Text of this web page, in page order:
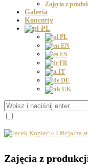
Zajęcia z
Galeria
Koncerty
PL
PL
EN
ES
FR
IT
DE
UK
Zajęcia z